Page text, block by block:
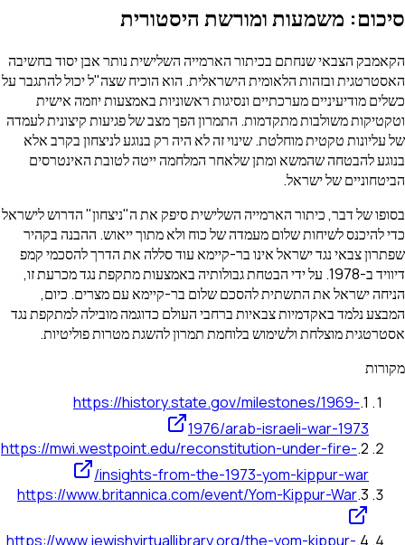
סיכום: משמעות ומורשת היסטורית
הקאמבק הצבאי שנחתם בכיתור הארמייה השלישית נותר אבן יסוד בחשיבה
האסטרטגית ובזהות הלאומית הישראלית. הוא הוכיח שצה"ל יכול להתגבר על
כשלים מודיעיניים מערכתיים ונסיגות ראשוניות באמצעות יוזמה אישית
וטקטיקות משולבות מתקדמות. התמרון הפך מצב של פגיעות קיצונית לעמדה
של עליונות טקטית מוחלטת. שינוי זה לא היה רק בנוגע לניצחון בקרב אלא
בנוגע להבטחה שהמשא ומתן שלאחר המלחמה ייטה לטובת האינטרסים
הביטחוניים של ישראל.
בסופו של דבר, כיתור הארמייה השלישית סיפק את ה"ניצחון" הדרוש לישראל
כדי להיכנס לשיחות שלום מעמדה של כוח ולא מתוך ייאוש. ההבנה בקהיר
שפתרון צבאי נגד ישראל אינו בר-קיימא עוד סללה את הדרך להסכמי קמפ
דיוויד ב-1978. על ידי הבטחת גבולותיה באמצעות מתקפת נגד מכרעת זו,
הניחה ישראל את התשתית להסכם שלום בר-קיימא עם מצרים. כיום,
המבצע נלמד באקדמיות צבאיות ברחבי העולם כדוגמה מובילה למתקפת נגד
אסטרטגית מוצלחת ולשימוש בלוחמת תמרון להשגת מטרות פוליטיות.
מקורות
1
.
https://history.state.gov/milestones/1969-
1976/arab-israeli-war-1973
2
.
https://mwi.westpoint.edu/reconstitution-under-fire-
insights-from-the-1973-yom-kippur-war/
3
.
https://www.britannica.com/event/Yom-Kippur-War
4
.
https://www.jewishvirtuallibrary.org/the-yom-kippur-